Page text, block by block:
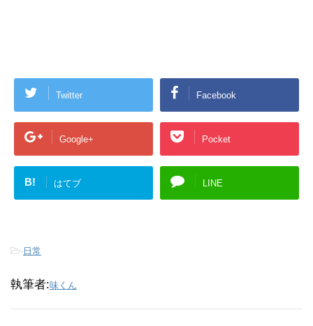
Twitter Facebook
Google+ Pocket
B! はてブ LINE
- 日常
執筆者:味くん